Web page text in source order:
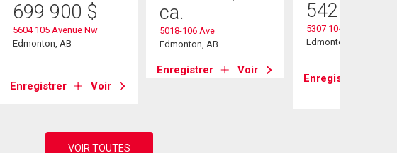
699 900 $
5604 105 Avenue Nw
Edmonton, AB
Enregistrer Voir
ca.
5018-106 Ave
Edmonton, AB
Enregistrer Voir
542 500
5307 104 Avenue Nw
Edmonton, AB
Enregistrer